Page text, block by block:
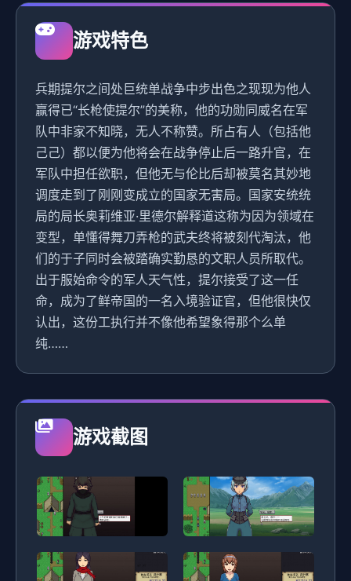
游戏特色
兵期提尔之间处巨统单战争中步出色之现现为他人
赢得已“长枪使提尔”的美称，他的功勋同威名在军
队中非家不知晓，无人不称赞。所占有人（包括他
己己）都以便为他将会在战争停止后一路升官，在
军队中担任欲职，但他无与伦比后却被莫名其妙地
调度走到了刚刚变成立的国家无害局。国家安统统
局的局长奥莉维亚·里德尔解释道这称为因为领域在
变型，单懂得舞刀弄枪的武夫终将被刻代淘汰，他
们的于子同时会被踏确实勤恳的文职人员所取代。
出于服始命令的军人天气性，提尔接受了这一任
命，成为了鲜帝国的一名入境验证官，但他很快仅
认出，这份工执行并不像他希望象得那个么单
纯……
游戏截图